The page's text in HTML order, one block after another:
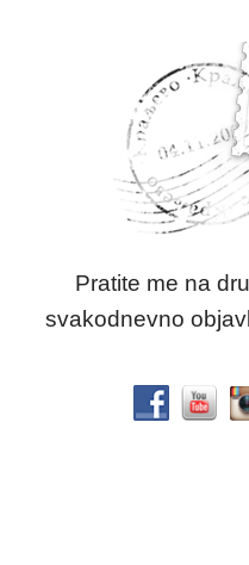
Pratite me na
svakodnevno